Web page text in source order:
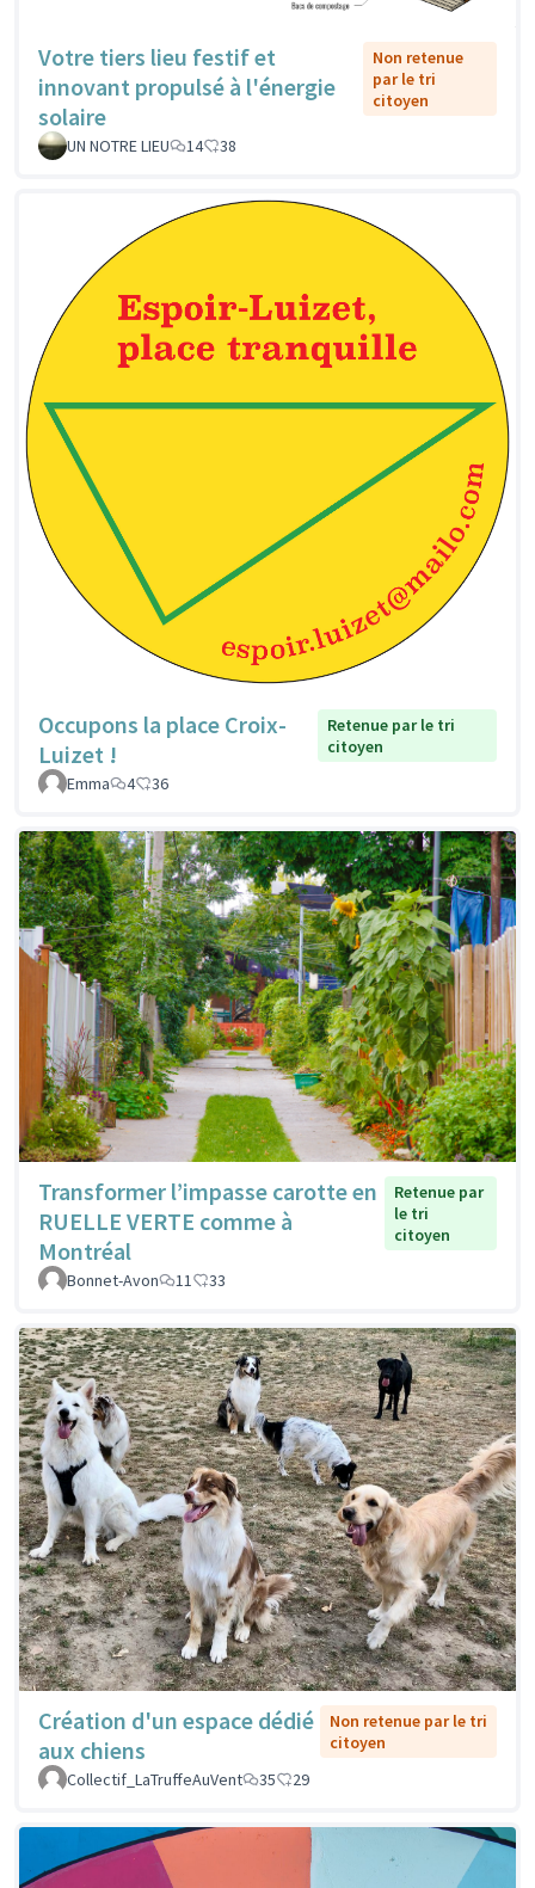
Votre tiers lieu festif et
innovant propulsé à l'énergie
solaire
Non retenue
par le tri
citoyen
UN NOTRE LIEU 14 38
Occupons la place Croix-
Luizet !
Retenue par le tri
citoyen
Emma
4 36
Transformer l’impasse carotte en
RUELLE VERTE comme à
Montréal
Retenue par
le tri
citoyen
Bonnet-Avon 11 33
Création d'un espace dédié
aux chiens
Non retenue par le tri
citoyen
Collectif_LaTruffeAuVent
35 29